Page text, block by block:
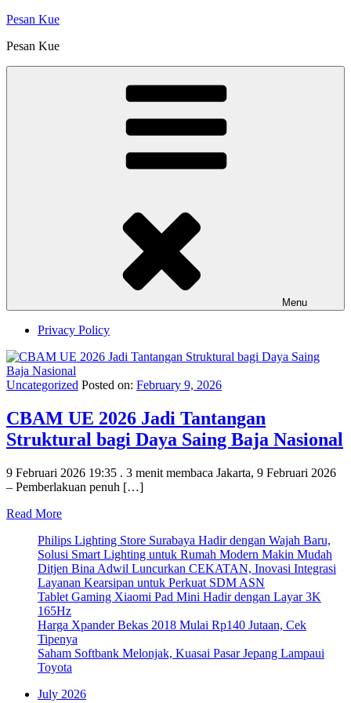
Skip
content
Pesan Kue
Pesan Kue
Menu
Privacy Policy
Uncategorized Posted on: February 9, 2026
CBAM UE 2026 Jadi Tantangan
Struktural bagi Daya Saing Baja Nasional
9 Februari 2026 19:35 . 3 menit membaca Jakarta, 9 Februari 2026
– Pemberlakuan penuh […]
Read More
Philips Lighting Store Surabaya Hadir dengan Wajah Baru,
Solusi Smart Lighting untuk Rumah Modern Makin Mudah
Ditjen Bina Adwil Luncurkan CEKATAN, Inovasi Integrasi
Layanan Kearsipan untuk Perkuat SDM ASN
Tablet Gaming Xiaomi Pad Mini Hadir dengan Layar 3K
165Hz
Harga Xpander Bekas 2018 Mulai Rp140 Jutaan, Cek
Tipenya
Saham Softbank Melonjak, Kuasai Pasar Jepang Lampaui
Toyota
July 2026